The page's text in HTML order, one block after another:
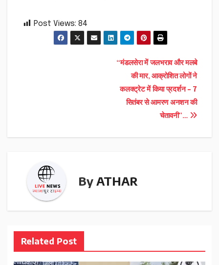
Post Views: 84
“मंडलसेरा में जलभराव और मलबे
की मार, आक्रोशित लोगों ने
कलक्ट्रेट में किया प्रदर्शन – 7
सितंबर से आमरण अनशन की
चेतावनी”…
By ATHAR
Related Post